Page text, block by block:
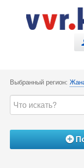
Выбранный регион:
Á